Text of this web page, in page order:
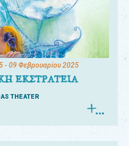
- 09 Φεβρουαρίου 2025
ΕΚΣΤΡΑΤΕΙΑ
THEATER